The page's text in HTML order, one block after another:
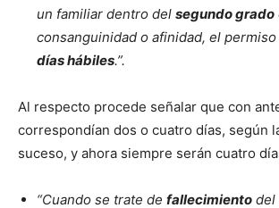
un familiar dentro del segundo grado
consanguinidad o afinidad, el permiso
días hábiles.”.
Al respecto procede señalar que con
correspondían dos o cuatro días, según
suceso, y ahora siempre serán cuatro
“Cuando se trate de fallecimiento del